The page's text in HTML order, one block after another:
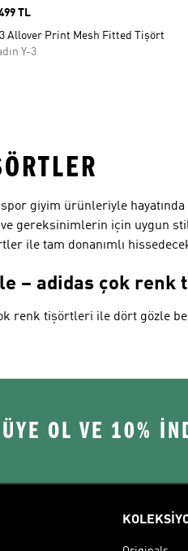
TL
Allover Print Mesh Fitted Tişört
Y-3
giyim ürünleriyle
gereksinimlerin için uygun
ile tam donanımlı
– adidas çok renk
renk tişörtleri ile dört gözle
ÜYE OL VE 10%